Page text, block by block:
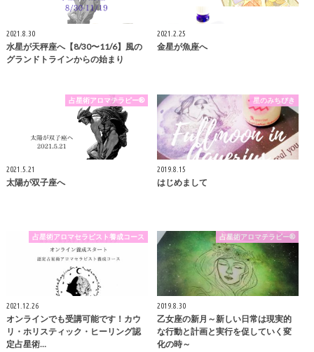
2021.8.30
水星が天秤座へ【8/30〜11/6】風の
グランドトラインからの始まり
2021.2.25
金星が魚座へ
占星術アロマテラピー®
2021.5.21
太陽が双子座へ
星のみちびき
2019.8.15
はじめまして
占星術アロマセラピスト養成コース
2021.12.26
オンラインでも受講可能です！カウ
リ・ホリスティック・ヒーリング認
定占星術…
占星術アロマテラピー®
2019.8.30
乙女座の新月～新しい日常は現実的
な行動と計画と実行を促していく変
化の時～